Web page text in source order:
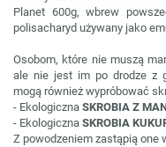
Planet 600g, wbrew
polisacharyd używany jako
Osobom, które nie muszą
ale nie jest im po drodze z
mogą również wypróbować
- Ekologiczna SKROBIA Z
- Ekologiczna SKROBIA
Z powodzeniem zastąpią one